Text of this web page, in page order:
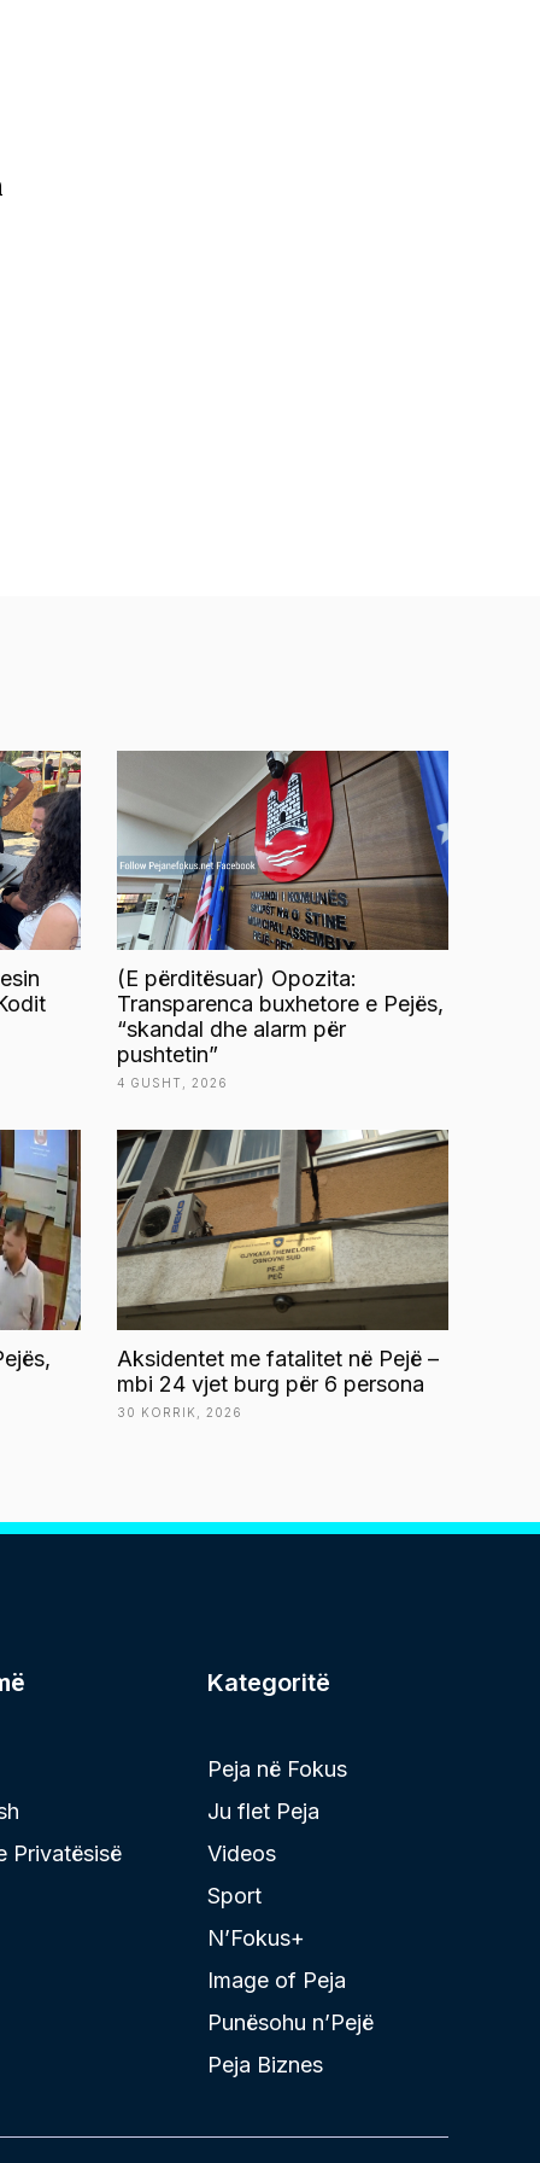
(E përditësuar) Opozita:
Transparenca buxhetore e Pejës,
“skandal dhe alarm për
pushtetin”
4 GUSHT, 2026
Aksidentet me fatalitet në Pejë –
mbi 24 vjet burg për 6 persona
30 KORRIK, 2026
Privatësisë
Kategoritë
Peja në Fokus
Ju flet Peja
Videos
Sport
N’Fokus+
Image of Peja
Punësohu n’Pejë
Peja Biznes